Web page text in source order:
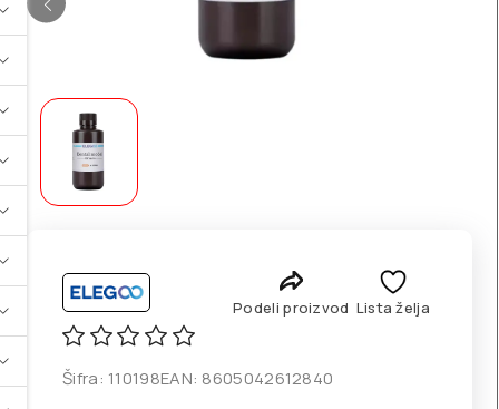
Podeli proizvod Lista želja
Šifra: 110198EAN: 8605042612840